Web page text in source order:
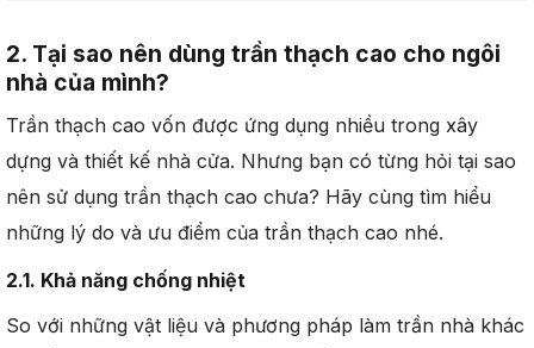
2. Tại sao nên dùng trần thạch cao cho ngôi
nhà của mình?
Trần thạch cao vốn được ứng dụng nhiều trong xây
dựng và thiết kế nhà cửa. Nhưng bạn có từng hỏi tại sao
nên sử dụng trần thạch cao chưa? Hãy cùng tìm hiểu
những lý do và ưu điểm của trần thạch cao nhé.
2.1. Khả năng chống nhiệt
So với những vật liệu và phương pháp làm trần nhà khác